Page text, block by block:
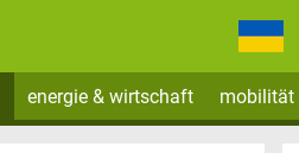
energie & wirtschaft mobilität